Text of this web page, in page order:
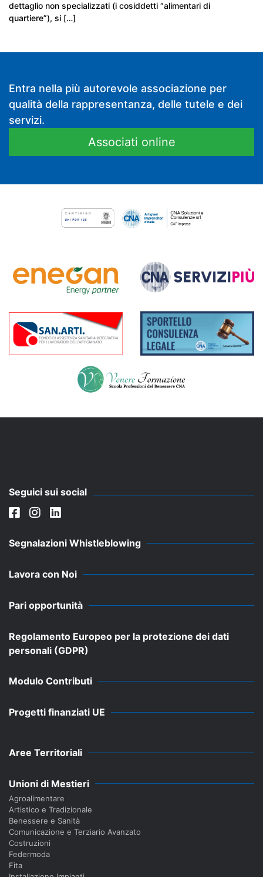
dettaglio non specializzati (i cosiddetti “alimentari di
quartiere”), si […]
Entra nella più autorevole associazione per
qualità della rappresentanza, delle tutele e dei
servizi.
Associati online
Seguici sui social
Segnalazioni Whistleblowing
Lavora con Noi
Pari opportunità
Regolamento Europeo per la protezione dei dati
personali (GDPR)
Modulo Contributi
Progetti finanziati UE
Aree Territoriali
Unioni di Mestieri
Agroalimentare
Artistico e Tradizionale
Benessere e Sanità
Comunicazione e Terziario Avanzato
Costruzioni
Federmoda
Fita